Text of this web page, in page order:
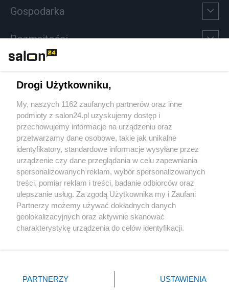
Gospodarka
Rozmaitości
Sport
Społeczeństwo
Kultura
X Facebook Instagram Youtube
Drogi Użytkowniku,
My, naszych 1162 zaufanych partnerów oraz inne
podmioty z salon24.pl uzyskujemy dostęp i
przechowujemy informacje na urządzeniu oraz
przetwarzamy dane osobowe, takie jak unikalne
identyfikatory, standardowe informacje wysyłane przez
urządzenie czy dane przeglądania w celu zapewniania
spersonalizowanych reklam, wybór spersonalizowanych
treści, pomiar reklam i treści, badanie odbiorców oraz
ulepszanie usług. Za zgodą Użytkownika my i Zaufani
Partnerzy możemy używać dokładnych danych
geolokalizacyjnych oraz aktywnie skanować
charakterystykę urządzenia do celów identyfikacji.
zmienić/wycofać klikając przycisk ustawień prywatności
znajdujący się w lewym dolnym rogu strony
PARTNERZY USTAWIENIA